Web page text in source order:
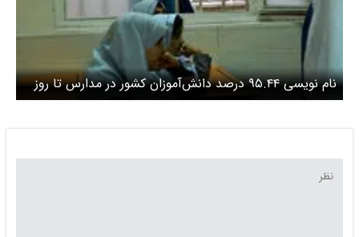
نام نویسی ۹۵.۴۴ درصد دانش‌آموزان کشور در مدارس تا روز
۱۸ شهریور / ۷۰۰هزار دانش‌آموز هنوز برای سال تحصیلی جدید